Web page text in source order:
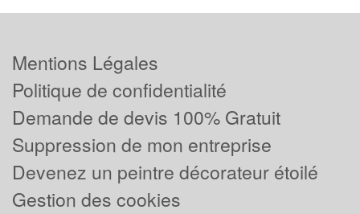
Mentions Légales
Politique de confidentialité
Demande de devis 100% Gratuit
Suppression de mon entreprise
Devenez un peintre décorateur étoilé
Gestion des cookies